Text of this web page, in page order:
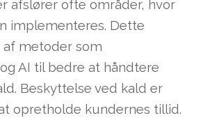
afslører ofte områder, hvor
implementeres. Dette
metoder som
AI til bedre at håndtere
Beskyttelse ved kald er
opretholde kundernes tillid.